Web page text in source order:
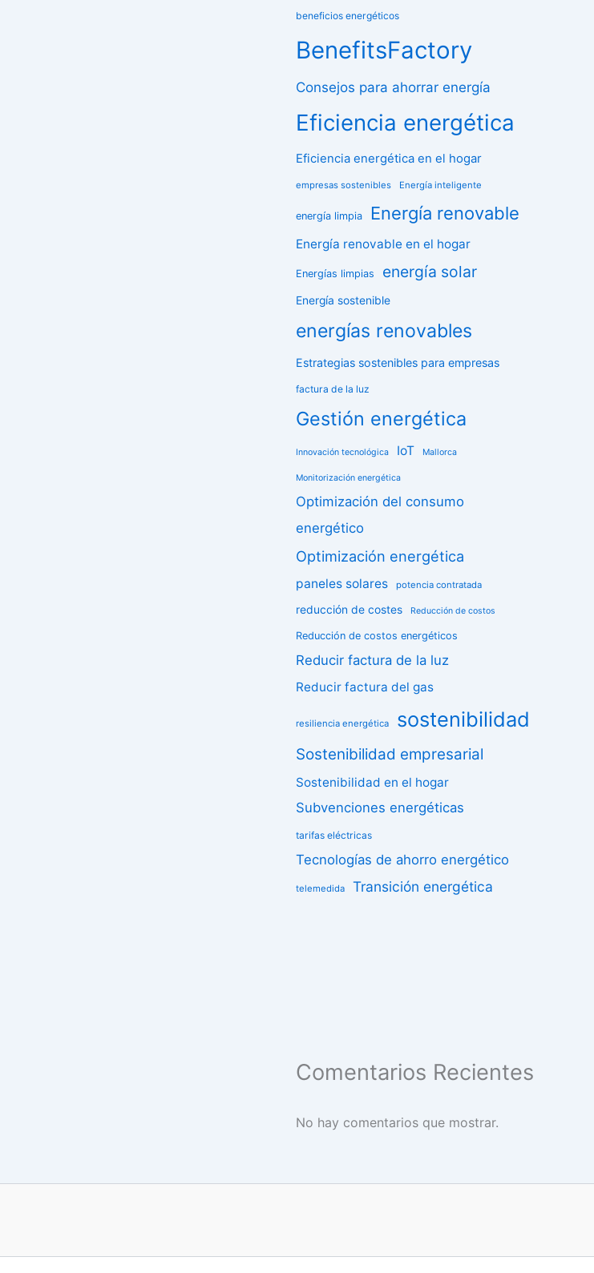
beneficios energéticos
BenefitsFactory
Consejos para ahorrar energía
Eficiencia energética
Eficiencia energética en el hogar
empresas sostenibles Energía inteligente
energía limpia Energía renovable
Energía renovable en el hogar
Energías limpias energía solar
Energía sostenible
energías renovables
Estrategias sostenibles para empresas
factura de la luz
Gestión energética
Innovación tecnológica IoT Mallorca
Monitorización energética
Optimización del consumo
energético
Optimización energética
paneles solares potencia contratada
reducción de costes Reducción de costos
Reducción de costos energéticos
Reducir factura de la luz
Reducir factura del gas
resiliencia energética sostenibilidad
Sostenibilidad empresarial
Sostenibilidad en el hogar
Subvenciones energéticas
tarifas eléctricas
Tecnologías de ahorro energético
telemedida Transición energética
Comentarios Recientes
No hay comentarios que mostrar.